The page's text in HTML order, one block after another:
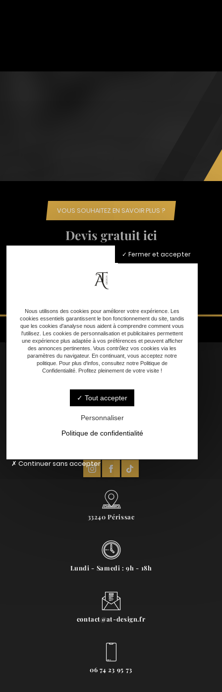
VOUS SOUHAITEZ EN SAVOIR PLUS ?
Devis gratuit ici
Accueil
Nos Services
Contact
33240 Périssac
Lundi - Samedi : 9h - 18h
contact@at-design.fr
06 74 23 95 73
Fermer et accepter
Nous utilisons des cookies pour améliorer votre expérience. Les
cookies essentiels garantissent le bon fonctionnement du site, tandis
que les cookies d'analyse nous aident à comprendre comment vous
l'utilisez. Les cookies de personnalisation et publicitaires permettent
une expérience plus adaptée à vos préférences et peuvent afficher
des annonces pertinentes. Vous contrôlez vos cookies via les
paramètres du navigateur. En continuant, vous acceptez notre
politique. Pour plus d'infos, consultez notre Politique de
Confidentialité. Profitez pleinement de votre visite !
Tout accepter
Personnaliser
Politique de confidentialité
Continuer sans accepter